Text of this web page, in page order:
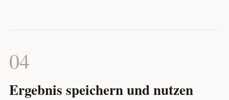
04
Ergebnis speichern und nutzen